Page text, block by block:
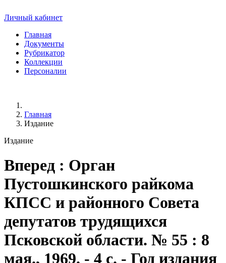
Личный кабинет
Главная
Документы
Рубрикатор
Коллекции
Персоналии
Главная
Издание
Издание
Вперед : Орган
Пустошкинского райкома
КПСС и районного Совета
депутатов трудящихся
Псковской области. № 55 : 8
мая., 1969. - 4 с. - Год издания